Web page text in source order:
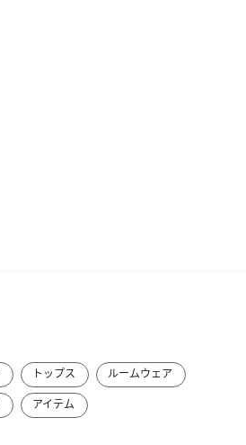
トップス
ルームウェア
アイテム